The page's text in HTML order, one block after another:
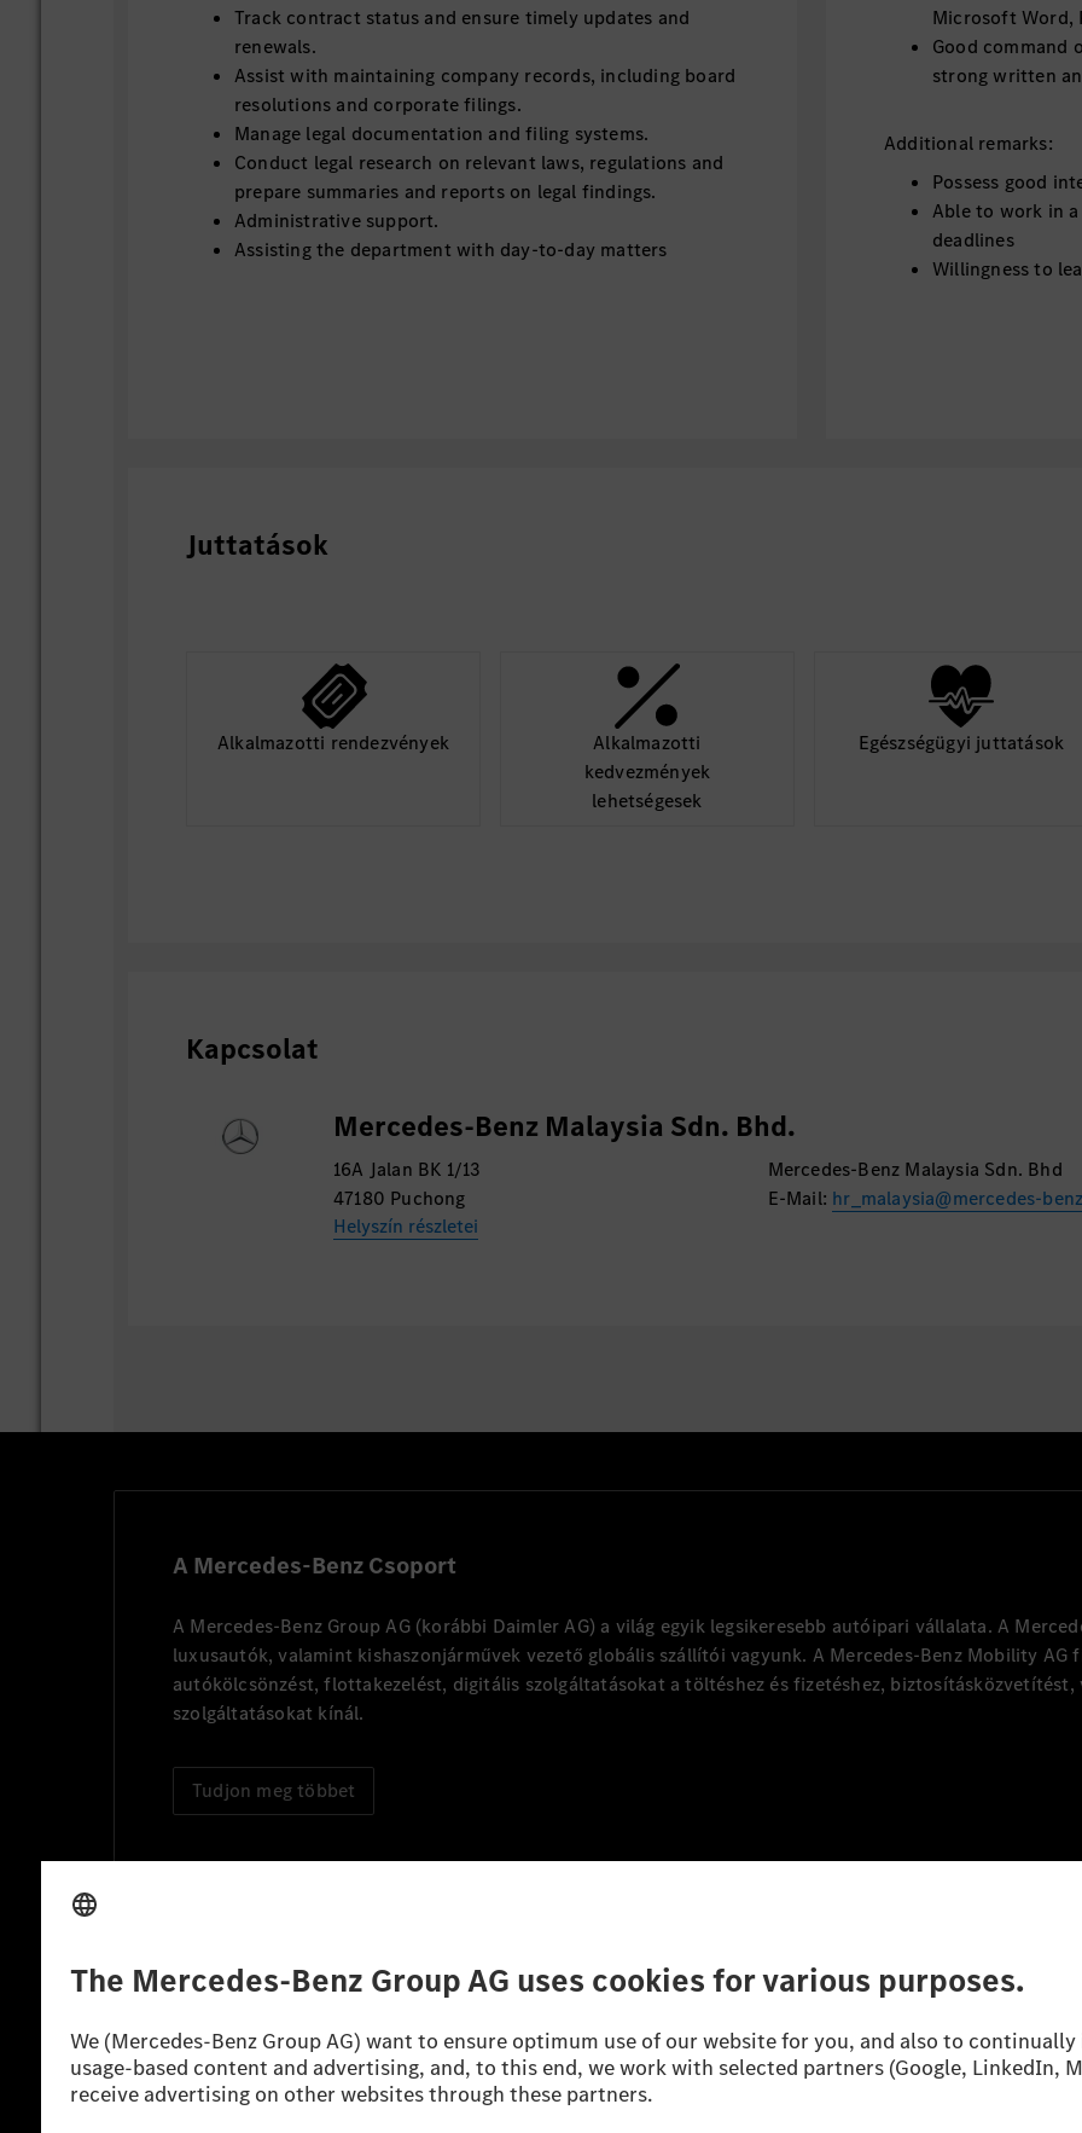
Track contract status and ensure timely updates and
renewals.
Assist with maintaining company records, including board
resolutions and corporate filings.
Manage legal documentation and filing systems.
Conduct legal research on relevant laws, regulations and
prepare summaries and reports on legal findings.
Administrative support.
Assisting the department with day-to-day matters
Microsoft Word,
Good command
strong written
Additional remarks:
Possess good
Able to work in
deadlines
Willingness to
Juttatások
Alkalmazotti rendezvények
Alkalmazotti
kedvezmények
lehetségesek
Egészségügyi juttatások
Kapcsolat
Mercedes-Benz Malaysia Sdn. Bhd.
16A Jalan BK 1/13
47180 Puchong
Helyszín részletei
Mercedes-Benz Malaysia Sdn. Bhd
E-Mail: hr_malaysia@mercedes-
A Mercedes-Benz Csoport
A Mercedes-Benz Group AG (korábbi Daimler AG) a világ egyik legsikeresebb autóipari vállalata. A
luxusautók, valamint kishaszonjárművek vezető globális szállítói vagyunk. A Mercedes-Benz Mobility
autókölcsönzést, flottakezelést, digitális szolgáltatásokat a töltéshez és fizetéshez,
szolgáltatásokat kínál.
Tudjon meg többet
Szolgáltató Jogi nyilatkozat Beállítások Adatvédelmi nyilatkozat